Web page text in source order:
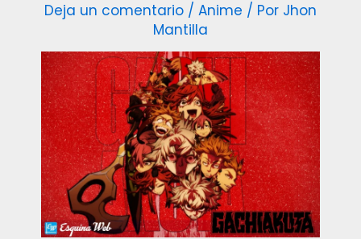
Deja un comentario / Anime / Por Jhon
Mantilla